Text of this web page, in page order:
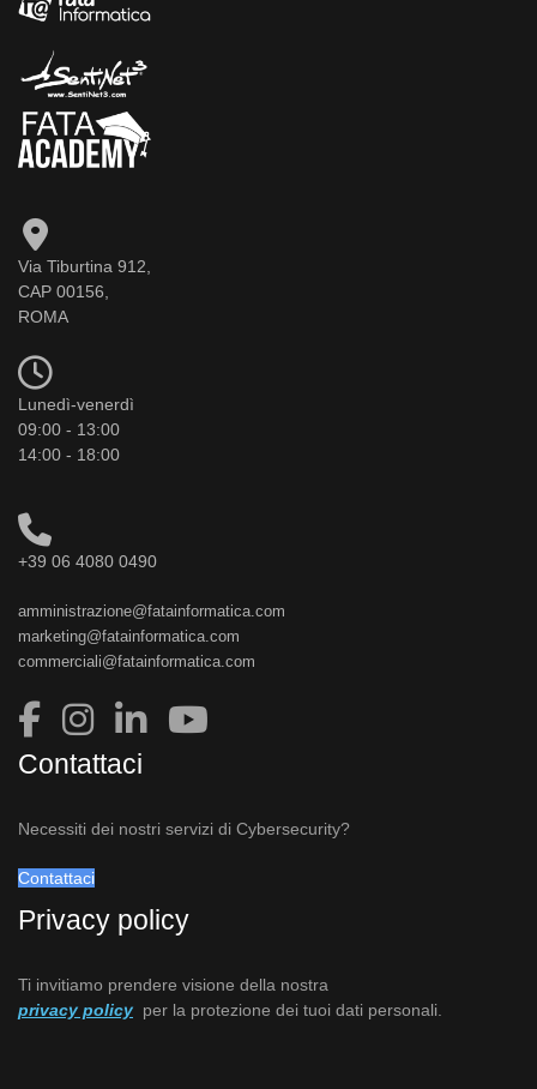
Via Tiburtina 912,
CAP 00156,
ROMA
Lunedì-venerdì
09:00 - 13:00
14:00 - 18:00
+39 06 4080 0490
amministrazione@fatainformatica.com
marketing@fatainformatica.com
commerciali@fatainformatica.com
Contattaci
Necessiti dei nostri servizi di Cybersecurity?
Contattaci
Privacy policy
Ti invitiamo prendere visione della nostra
privacy policy per la protezione dei tuoi dati personali.